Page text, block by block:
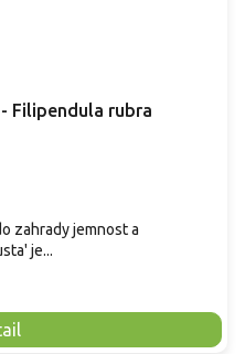
Filipendula rubra
zahrady jemnost a
je...